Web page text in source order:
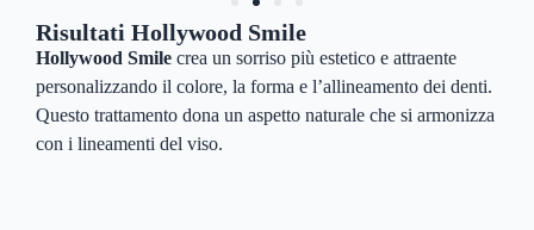
Risultati Hollywood Smile
Hollywood Smile crea un sorriso più estetico e attraente
personalizzando il colore, la forma e l’allineamento dei denti.
Questo trattamento dona un aspetto naturale che si armonizza
con i lineamenti del viso.